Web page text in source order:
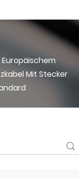
Mit Stecker